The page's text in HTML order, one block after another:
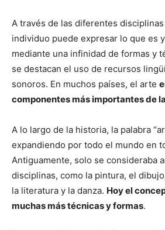
A través de las diferentes
individuo puede expresar lo que es
mediante una infinidad de formas y
se destacan el uso de recursos
sonoros. En muchos países, el arte
componentes más importantes de
A lo largo de la historia, la palabra
expandiendo por todo el mundo en
Antiguamente, solo se consideraba
disciplinas, como la pintura, el
la literatura y la danza. Hoy el
muchas más técnicas y formas.